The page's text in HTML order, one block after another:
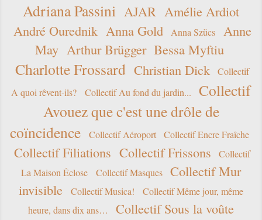
Adriana Passini AJAR Amélie Ardiot
André Ourednik Anna Gold Anna Szücs
Anne
May Arthur Brügger Bessa Myftiu
Charlotte Frossard Christian Dick
Collectif
A quoi rêvent-ils?
Collectif Au fond du jardin...
Collectif
Avouez que c'est une drôle de
coïncidence
Collectif Aéroport Collectif Encre Fraîche
Collectif Filiations Collectif Frissons
Collectif
La Maison Éclose
Collectif Masques
Collectif Mur
invisible
Collectif Musica!
Collectif Même jour, même
heure, dans dix ans…
Collectif Sous la voûte